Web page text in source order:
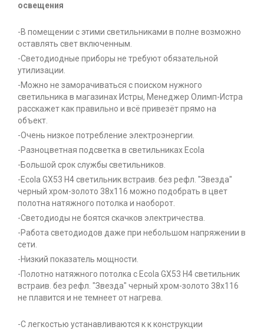
освещения
-В помещении с этими светильниками в полне возможно
оставлять свет включенным.
-Светодиодные приборы не требуют обязательной
утилизации.
-Можно не заморачиваться с поиском нужного
светильника в магазинах Истры, Менеджер Олимп-Истра
расскажет как правильно и всё привезёт прямо на
объект.
-Очень низкое потребление электроэнергии.
-Разноцветная подсветка в светильниках Ecola
-Большой срок службы светильников.
-Ecola GX53 H4 светильник встраив. без рефл. "Звезда"
черный хром-золото 38x116 можно подобрать в цвет
полотна натяжного потолка и наоборот.
-Светодиоды не боятся скачков электричества.
-Работа светодиодов даже при небольшом напряжении в
сети.
-Низкий показатель мощности.
-Полотно натяжного потолка с Ecola GX53 H4 светильник
встраив. без рефл. "Звезда" черный хром-золото 38x116
не плавится и не темнеет от нагрева.
-С легкостью устанавливаются к к конструкции